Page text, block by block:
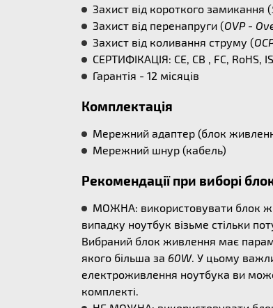
Захист від короткого замикання (
Захист від перенапруги (OVP -
Захист від коливання струму (
СЕРТИФІКАЦІЯ: CE, CB , FC, RoHS,
Гарантія - 12 місяців
Комплектація
Мережний адаптер (блок
Мережний шнур (кабель)
Рекомендації при виборі
МОЖНА: використовувати блок
випадку ноутбук візьме стільки
Вибраний блок живлення має
якого більша за 60W. У цьому
електроживлення ноутбука ви
комплекті.